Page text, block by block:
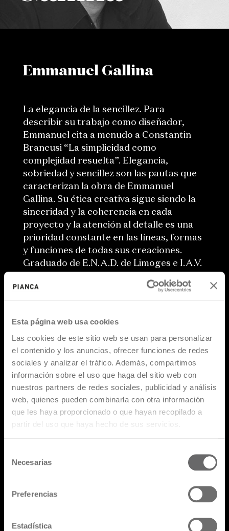
Esta página web usa cookies
Las cookies de este sitio web se usan para personalizar
el contenido y los anuncios, ofrecer funciones de redes
sociales y analizar el tráfico. Además, compartimos
información sobre el uso que haga del sitio web con
nuestros partners de redes sociales, publicidad y análisis
web, quienes pueden combinarla con otra información
que les haya proporcionado o que hayan recopilado a
partir del uso que haya hecho de sus servicios.
Necesarias
Preferencias
Estadística
Emmanuel Gallina
La elegancia de la sencillez. Para
describir su trabajo como diseñador,
Emmanuel cita a menudo a Constantin
Brancusi “La simplicidad como
complejidad resuelta”. Elegancia,
sobriedad y sencillez son las pautas que
caracterizan la obra de Emmanuel
Gallina. Su ética creativa sigue siendo la
sinceridad y la coherencia en cada
proyecto y la atención al detalle es una
prioridad constante en las líneas, formas
y funciones de todas sus creaciones.
Graduado de E.N.A.D. de Limoges e I.A.V.
a Milán para profundizar su formación en
el Politécnico donde se postgraduó en
años con Antonio Citterio, ocupándose
de proyectos para los nombres más
famosos del diseño internacional y
actualmente trabaja para su propio
estudio, viajando entre Italia, Francia y
China. Además de enseñar en el
Politécnico de Milán, Emmanuel Gallina
trabaja como tutor en la Domus
Lima en Burdeos. A menudo se le invita a
dar conferencias en Francia, Italia, China
Todos los productos